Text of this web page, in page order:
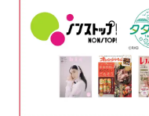
箸袋に描く
完成♪